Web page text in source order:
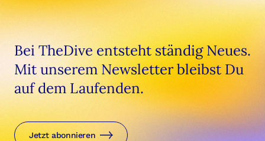
Bei TheDive entsteht ständig Neues.
Mit unserem Newsletter bleibst Du
auf dem Laufenden.
Jetzt abonnieren